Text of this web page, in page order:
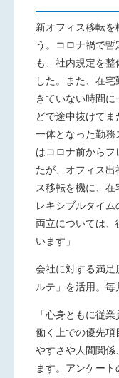
新オフィス移転
う。コロナ禍で
も、社内規定を
した。また、在
きていない時間
どで途中抜けて
一体となった勤務
はコロナ前からフ
たが、オフィス出
ス移転を機に、
レキシブルタイ
両立については
います」
会社に対する満足
ルテ」を活用。毎
「心身ともに従
働く上での優先項
やすさや人間関係
ます。アンケー